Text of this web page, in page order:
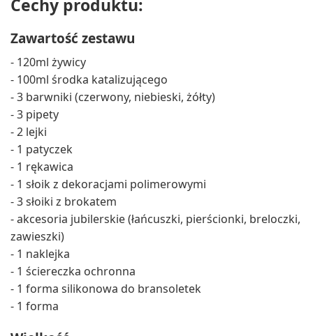
Cechy produktu:
Zawartość zestawu
- 120ml żywicy
- 100ml środka katalizującego
- 3 barwniki (czerwony, niebieski, żółty)
- 3 pipety
- 2 lejki
- 1 patyczek
- 1 rękawica
- 1 słoik z dekoracjami polimerowymi
- 3 słoiki z brokatem
- akcesoria jubilerskie (łańcuszki, pierścionki, breloczki,
zawieszki)
- 1 naklejka
- 1 ściereczka ochronna
- 1 forma silikonowa do bransoletek
- 1 forma